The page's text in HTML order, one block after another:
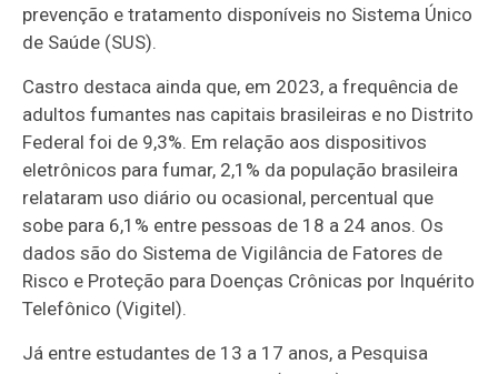
prevenção e tratamento disponíveis no Sistema Único
de Saúde (SUS).
Castro destaca ainda que, em 2023, a frequência de
adultos fumantes nas capitais brasileiras e no Distrito
Federal foi de 9,3%. Em relação aos dispositivos
eletrônicos para fumar, 2,1% da população brasileira
relataram uso diário ou ocasional, percentual que
sobe para 6,1% entre pessoas de 18 a 24 anos. Os
dados são do Sistema de Vigilância de Fatores de
Risco e Proteção para Doenças Crônicas por Inquérito
Telefônico (Vigitel).
Já entre estudantes de 13 a 17 anos, a Pesquisa